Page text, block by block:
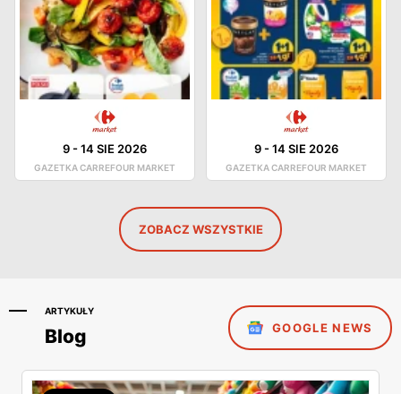
9-14 SIE 2026
GAZETKA CARREFOUR MARKET
9-14 SIE 2026
GAZETKA CARREFOUR MARKET
ZOBACZ WSZYSTKIE
ARTYKUŁY
Blog GOOGLE NEWS